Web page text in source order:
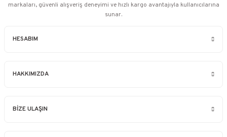
HESABIM
HAKKIMIZDA
BİZE ULAŞIN
markaları, güvenli alışveriş deneyimi ve hızlı kargo avantajıyla kullanıcılarına
sunar.